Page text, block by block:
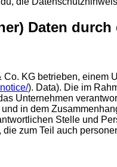
Daten
KG betrieben,
). Data). Die im
Unternehmen
in dem
Stelle und
zum Teil auch